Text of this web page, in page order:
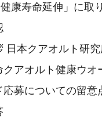
寿命延伸」に取
日本クアオルト研
クアオルト健康ウ
応募についての留意